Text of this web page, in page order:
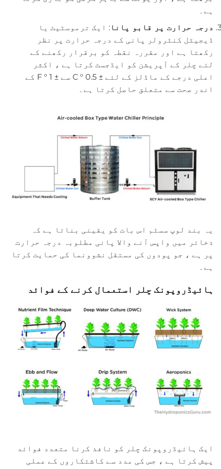
ہے۔
درجہ حرارت پر قابو پانا : ایک ترموسٹیٹ یا
ڈیجیٹل کنٹرولر پانی کے درجہ حرارت پر نظر
رکھتا ہے اور مقررہ نقطہ کو برقرار رکھنے کے
لئے چلر کے آپریشن کو ایڈجسٹ کرتا ہے ، اکثر
اعلی درجے کے ماڈلز کے لئے ± 0.5 ° C سے ± 1 ° F کے
اندر صحت سے متعلق حاصل کرتا ہے۔
یہ بند لوپ سسٹم اس بات کو یقینی بناتا ہے کہ
ذخائر میں واپس آنے والا پانی مطلوبہ درجہ حرارت
پر ہے ، جو پودوں کی مستقل نشوونما کی حمایت کرتا
ہے۔
ہائیڈروپونک چلر استعمال کرنے کے فوائد
ایک ہائیڈروپونک چلر کو نافذ کرنا متعدد فوائد
پیش کرتا ہے ، جس کی مدد سے کاشتکاروں کے عملی